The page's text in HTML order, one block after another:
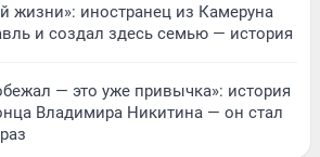
жизни»: иностранец из Камеруна
и создал здесь семью — история
— это уже привычка»: история
Владимира Никитина — он стал